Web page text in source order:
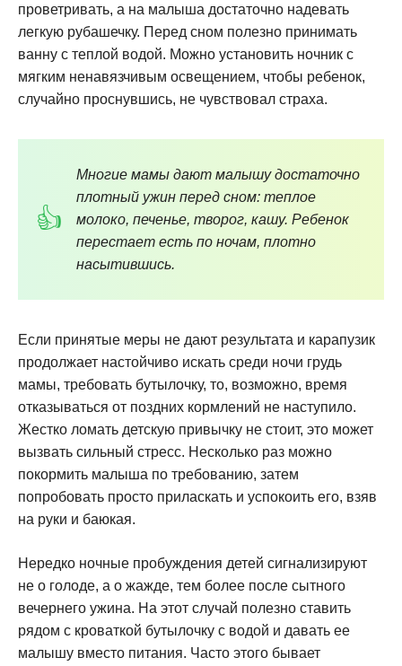
проветривать, а на малыша достаточно надевать
легкую рубашечку. Перед сном полезно принимать
ванну с теплой водой. Можно установить ночник с
мягким ненавязчивым освещением, чтобы ребенок,
случайно проснувшись, не чувствовал страха.
Многие мамы дают малышу достаточно
плотный ужин перед сном: теплое
молоко, печенье, творог, кашу. Ребенок
перестает есть по ночам, плотно
насытившись.
Если принятые меры не дают результата и карапузик
продолжает настойчиво искать среди ночи грудь
мамы, требовать бутылочку, то, возможно, время
отказываться от поздних кормлений не наступило.
Жестко ломать детскую привычку не стоит, это может
вызвать сильный стресс. Несколько раз можно
покормить малыша по требованию, затем
попробовать просто приласкать и успокоить его, взяв
на руки и баюкая.
Нередко ночные пробуждения детей сигнализируют
не о голоде, а о жажде, тем более после сытного
вечернего ужина. На этот случай полезно ставить
рядом с кроваткой бутылочку с водой и давать ее
малышу вместо питания. Часто этого бывает